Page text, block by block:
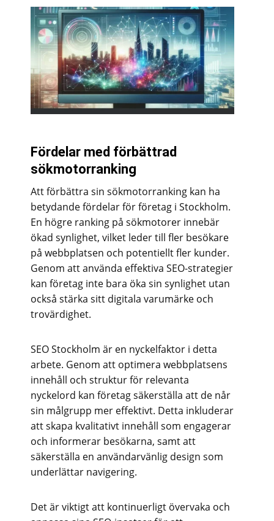
Fördelar med förbättrad
sökmotorranking
Att förbättra sin sökmotorranking kan ha
betydande fördelar för företag i Stockholm.
En högre ranking på sökmotorer innebär
ökad synlighet, vilket leder till fler besökare
på webbplatsen och potentiellt fler kunder.
Genom att använda effektiva SEO-strategier
kan företag inte bara öka sin synlighet utan
också stärka sitt digitala varumärke och
trovärdighet.
SEO Stockholm är en nyckelfaktor i detta
arbete. Genom att optimera webbplatsens
innehåll och struktur för relevanta
nyckelord kan företag säkerställa att de når
sin målgrupp mer effektivt. Detta inkluderar
att skapa kvalitativt innehåll som engagerar
och informerar besökarna, samt att
säkerställa en användarvänlig design som
underlättar navigering.
Det är viktigt att kontinuerligt övervaka och